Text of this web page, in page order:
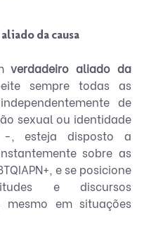
da causa
verdadeiro aliado da
sempre todas as
de
sexual ou identidade
, esteja disposto a
sobre as
e se posicione
e discursos
mesmo em situações